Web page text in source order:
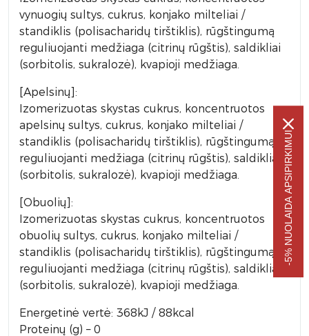
vynuogių sultys, cukrus, konjako milteliai /
standiklis (polisacharidų tirštiklis), rūgštingumą
reguliuojanti medžiaga (citrinų rūgštis), saldikliai
(sorbitolis, sukralozė), kvapioji medžiaga.
[Apelsinų]:
Izomerizuotas skystas cukrus, koncentruotos
apelsinų sultys, cukrus, konjako milteliai /
standiklis (polisacharidų tirštiklis), rūgštingumą
reguliuojanti medžiaga (citrinų rūgštis), saldikliai
(sorbitolis, sukralozė), kvapioji medžiaga.
[Obuolių]:
Izomerizuotas skystas cukrus, koncentruotos
obuolių sultys, cukrus, konjako milteliai /
standiklis (polisacharidų tirštiklis), rūgštingumą
reguliuojanti medžiaga (citrinų rūgštis), saldikliai
(sorbitolis, sukralozė), kvapioji medžiaga.
Energetinė vertė: 368kJ / 88kcal
Proteinų (g) – 0
-5% NUOLAIDA APSIPIRKIMUI